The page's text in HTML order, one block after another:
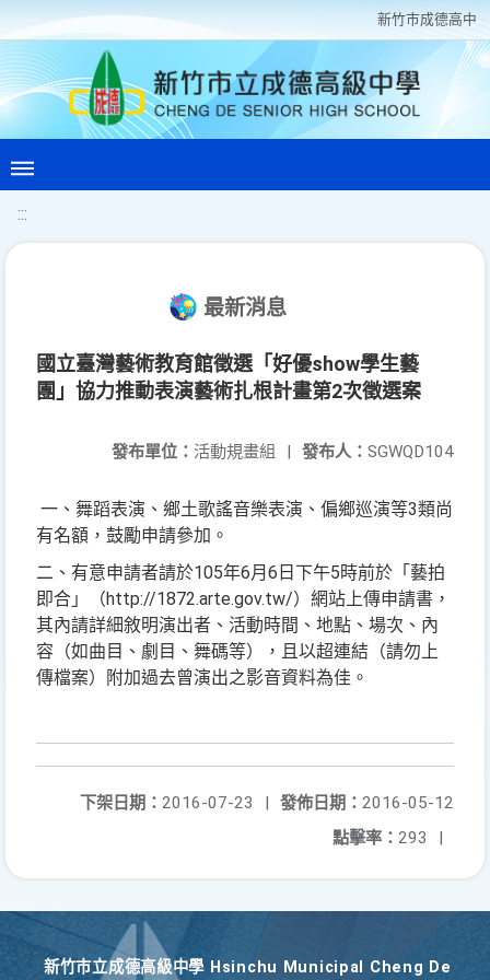
新竹巿成德高中
:::
最新消息
國立臺灣藝術教育館徵選「好優show學生藝
團」協力推動表演藝術扎根計畫第2次徵選案
發布人： SGWQD104
發布單位： 活動規畫組 |
一、舞蹈表演、鄉土歌謠音樂表演、偏鄉巡演等3類尚
有名額，鼓勵申請參加。
二、有意申請者請於105年6月6日下午5時前於「藝拍
即合」（http://1872.arte.gov.tw/）網站上傳申請書，
其內請詳細敘明演出者、活動時間、地點、場次、內
容（如曲目、劇目、舞碼等），且以超連結（請勿上
傳檔案）附加過去曾演出之影音資料為佳。
發佈日期： 2016-05-12
下架日期： 2016-07-23
|
點擊率： 293 |
新竹巿立成德高級中學 Hsinchu Municipal Cheng De